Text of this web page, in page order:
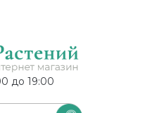
до 19:00